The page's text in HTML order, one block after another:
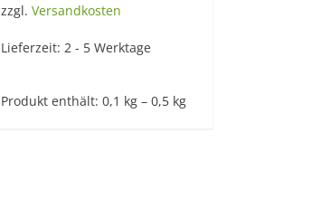
zzgl. Versandkosten
Lieferzeit: 2 - 5 Werktage
Produkt enthält: 0,1 kg – 0,5 kg